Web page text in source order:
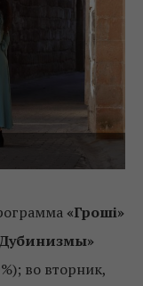
«Гроші»
во вторник,